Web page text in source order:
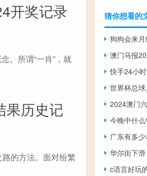
开奖记录
。所谓“一肖”，就
果历史记
的方法。面对纷繁
猜你想看的
狗狗会来
世界杯总球
c语言好玩